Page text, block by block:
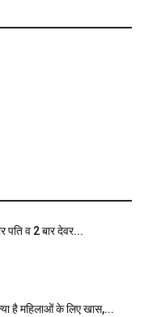
पति व 2 बार देवर...
है महिलाओं के लिए खास,...